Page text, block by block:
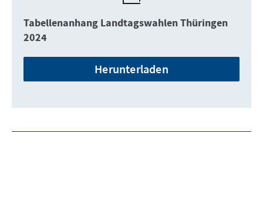
Tabellenanhang Landtagswahlen Thüringen
2024
Herunterladen